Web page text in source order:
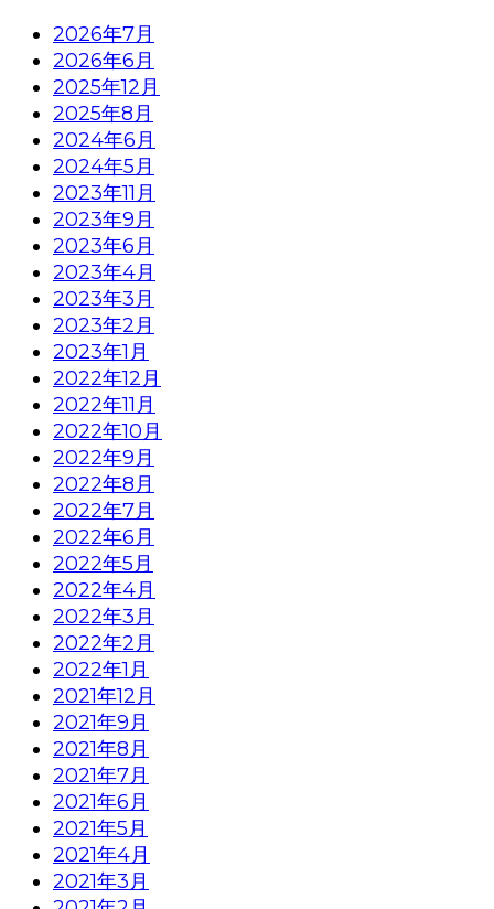
2026年7月
2026年6月
2025年12月
2025年8月
2024年6月
2024年5月
2023年11月
2023年9月
2023年6月
2023年4月
2023年3月
2023年2月
2023年1月
2022年12月
2022年11月
2022年10月
2022年9月
2022年8月
2022年7月
2022年6月
2022年5月
2022年4月
2022年3月
2022年2月
2022年1月
2021年12月
2021年9月
2021年8月
2021年7月
2021年6月
2021年5月
2021年4月
2021年3月